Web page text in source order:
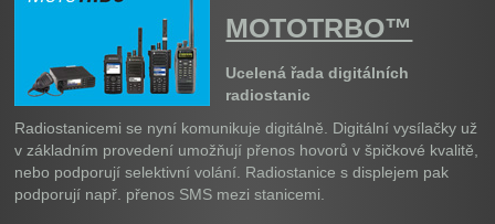
MOTOTRBO™
Ucelená řada digitálních
radiostanic
Radiostanicemi se nyní komunikuje digitálně. Digitální vysílačky už
v základním provedení umožňují přenos hovorů v špičkové kvalitě,
nebo podporují selektivní volání. Radiostanice s displejem pak
podporují např. přenos SMS mezi stanicemi.